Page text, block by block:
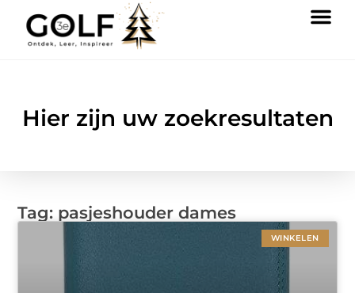
Hier zijn uw zoekresultaten
Tag: pasjeshouder dames
WINKELEN